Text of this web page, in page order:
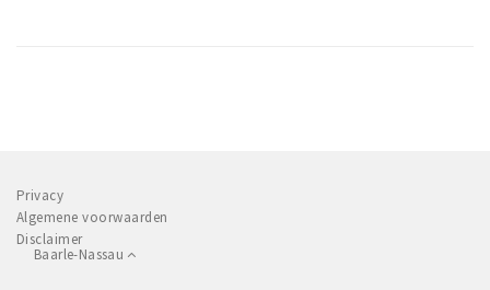
Privacy
Algemene voorwaarden
Disclaimer
Baarle-Nassau